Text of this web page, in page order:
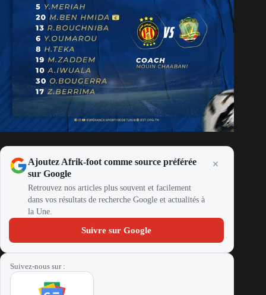
Ajoutez Afrik-foot comme source préférée
sur Google
Retrouvez nos articles plus souvent et facilement
dans vos résultats de recherche Google et actualités à
la Une.
Suivre sur Google
Suivez-nous sur :